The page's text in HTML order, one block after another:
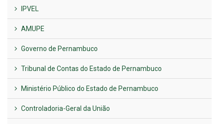
IPVEL
AMUPE
Governo de Pernambuco
Tribunal de Contas do Estado de Pernambuco
Ministério Público do Estado de Pernambuco
Controladoria-Geral da União